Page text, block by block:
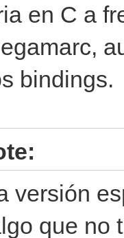
en C a
bindings.
versión
que no